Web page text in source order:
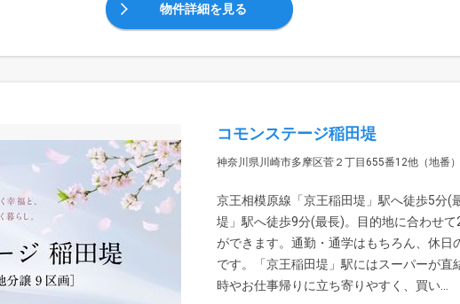
物件詳細を見る
コモンステージ稲田堤
神奈川県川崎市多摩区菅２丁目655番12他（地番）
京王相模原線「京王稲田堤」駅へ徒歩5分(
堤」駅へ徒歩9分(最長)。目的地に合わせて
ができます。通勤・通学はもちろん、休日
です。「京王稲田堤」駅にはスーパーが直
時やお仕事帰りに立ち寄りやすく、買い...